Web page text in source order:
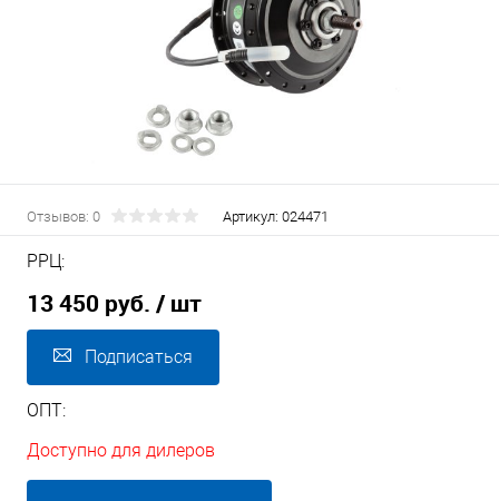
Отзывов: 0 Артикул: 024471
РРЦ:
13 450 руб. / шт
Подписаться
ОПТ:
Доступно для дилеров